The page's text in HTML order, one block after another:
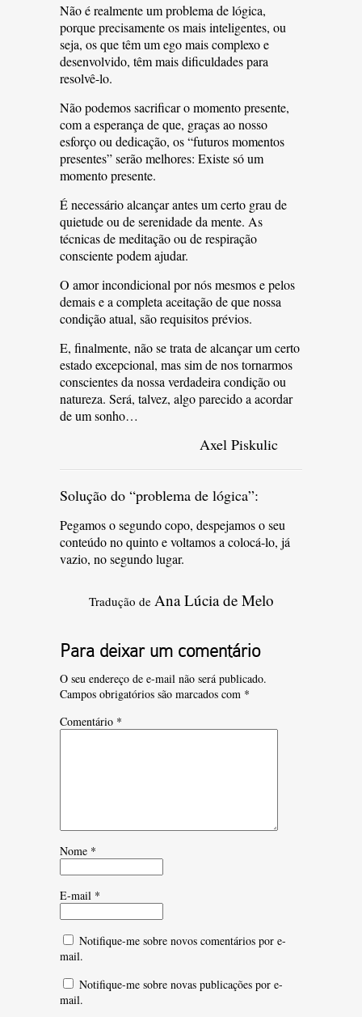
Não é realmente um problema de lógica,
porque precisamente os mais inteligentes, ou
seja, os que têm um ego mais complexo e
desenvolvido, têm mais dificuldades para
resolvê-lo.
Não podemos sacrificar o momento presente,
com a esperança de que, graças ao nosso
esforço ou dedicação, os “futuros momentos
presentes” serão melhores: Existe só um
momento presente.
É necessário alcançar antes um certo grau de
quietude ou de serenidade da mente. As
técnicas de meditação ou de respiração
consciente podem ajudar.
O amor incondicional por nós mesmos e pelos
demais e a completa aceitação de que nossa
condição atual, são requisitos prévios.
E, finalmente, não se trata de alcançar um certo
estado excepcional, mas sim de nos tornarmos
conscientes da nossa verdadeira condição ou
natureza. Será, talvez, algo parecido a acordar
de um sonho…
Axel Piskulic
Solução do “problema de lógica”:
Pegamos o segundo copo, despejamos o seu
conteúdo no quinto e voltamos a colocá-lo, já
vazio, no segundo lugar.
Tradução de Ana Lúcia de Melo
Para deixar um comentário
O seu endereço de e-mail não será publicado.
Campos obrigatórios são marcados com *
Comentário *
Nome *
E-mail *
Notifique-me sobre novos comentários por e-
mail.
Notifique-me sobre novas publicações por e-
mail.